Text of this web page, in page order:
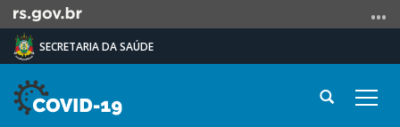
para
para
SECRETARIA DA SAÚDE
Abrir